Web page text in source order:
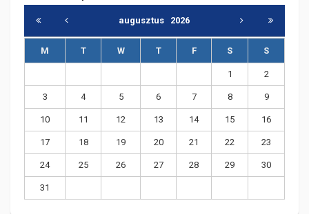
augusztus 2026
M T W T F S S
1 2
3 4 5 6 7 8 9
10 11 12 13 14 15 16
17 18 19 20 21 22 23
24 25 26 27 28 29 30
31